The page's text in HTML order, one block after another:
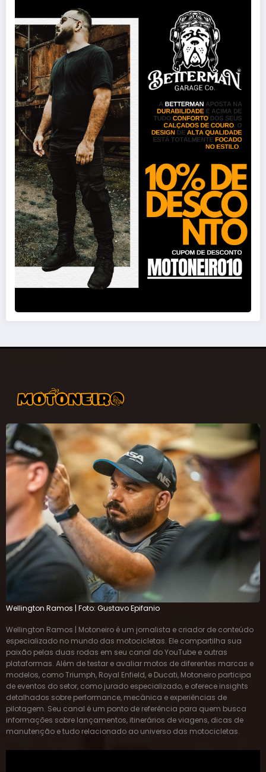
Wellington Ramos | Foto: Gustavo Epifanio
Wellington Ramos | Motoneiro é um jornalista e criador de conteúdo
especializado no mundo das motocicletas. Ele compartilha sua
paixão pelas duas rodas em seu canal do YouTube e outras
plataformas. Além de testar e avaliar motos de diferentes marcas e
modelos, como Triumph, Royal Enfield, e Ducati, Motoneiro participa
de eventos do setor, como jurado especializado, e oferece insights
detalhados sobre performance, mecânica e experiências de
pilotagem. Seu canal é um ponto de referência para quem busca
informações sobre lançamentos, itinerários de viagens, dicas de
manutenção e tudo relacionado ao universo das motocicletas.